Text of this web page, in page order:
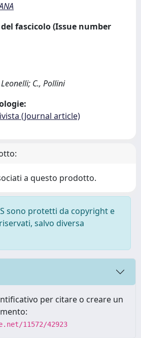
fascicolo (Issue number
C., Pollini
(Journal article)
a questo prodotto.
sono protetti da copyright e
salvo diversa
per citare o creare un
11572/42923